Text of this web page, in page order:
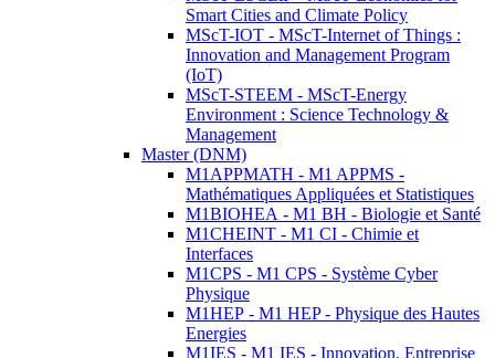
Smart Cities and Climate Policy
MScT-IOT - MScT-Internet of Things :
Innovation and Management Program
(IoT)
MScT-STEEM - MScT-Energy
Environment : Science Technology &
Management
Master (DNM)
M1APPMATH - M1 APPMS -
Mathématiques Appliquées et Statistiques
M1BIOHEA - M1 BH - Biologie et Santé
M1CHEINT - M1 CI - Chimie et
Interfaces
M1CPS - M1 CPS - Système Cyber
Physique
M1HEP - M1 HEP - Physique des Hautes
Energies
M1IES - M1 IES - Innovation, Entreprise